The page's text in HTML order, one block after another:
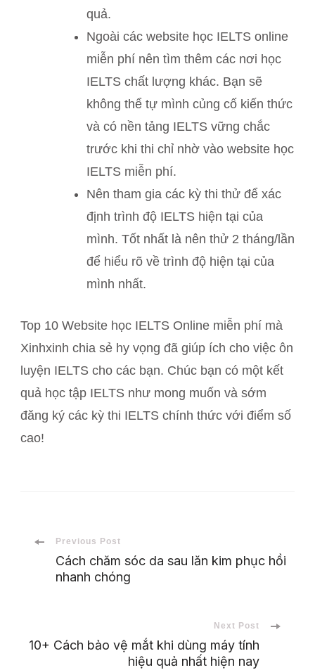
quả.
Ngoài các website học IELTS online
miễn phí nên tìm thêm các nơi học
IELTS chất lượng khác. Bạn sẽ
không thể tự mình củng cố kiến thức
và có nền tảng IELTS vững chắc
trước khi thi chỉ nhờ vào website học
IELTS miễn phí.
Nên tham gia các kỳ thi thử để xác
định trình độ IELTS hiện tại của
mình. Tốt nhất là nên thử 2 tháng/lần
để hiểu rõ về trình độ hiện tại của
mình nhất.
Top 10 Website học IELTS Online miễn phí mà
Xinhxinh chia sẻ hy vọng đã giúp ích cho việc ôn
luyện IELTS cho các bạn. Chúc bạn có một kết
quả học tập IELTS như mong muốn và sớm
đăng ký các kỳ thi IELTS chính thức với điểm số
cao!
Post
Navigation
Previous Post
Cách chăm sóc da sau lăn kim phục hồi
nhanh chóng
Next Post
10+ Cách bảo vệ mắt khi dùng máy tính
hiệu quả nhất hiện nay